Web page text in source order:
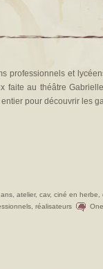
professionnels et
faite au théâtre
entier pour découvrir les
atelier, cav, ciné en herbe
réalisateurs